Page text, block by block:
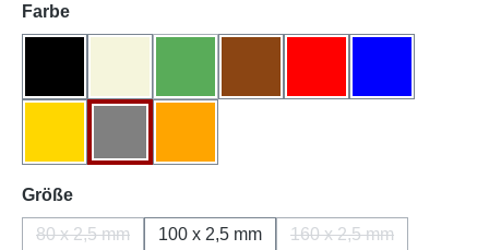
Farbeauswählen
Größeauswählen
80 x 2,5 mm 100 x 2,5 mm 160 x 2,5 mm